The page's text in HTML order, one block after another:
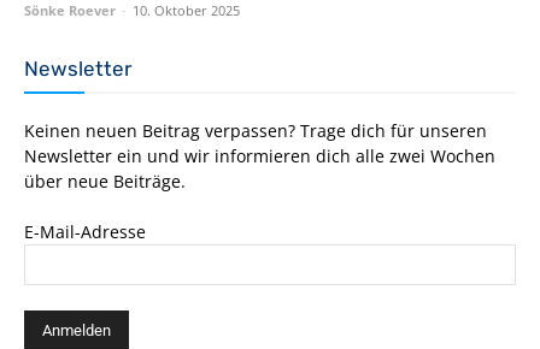
Sönke Roever - 10. Oktober 2025
Newsletter
Keinen neuen Beitrag verpassen? Trage dich für unseren
Newsletter ein und wir informieren dich alle zwei Wochen
über neue Beiträge.
E-Mail-Adresse